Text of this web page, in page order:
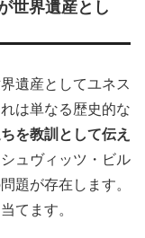
世界遺産とし
遺産としてユネス
は単なる歴史的な
を教訓として伝え
ュヴィッツ・ビル
題が存在します。
てます。